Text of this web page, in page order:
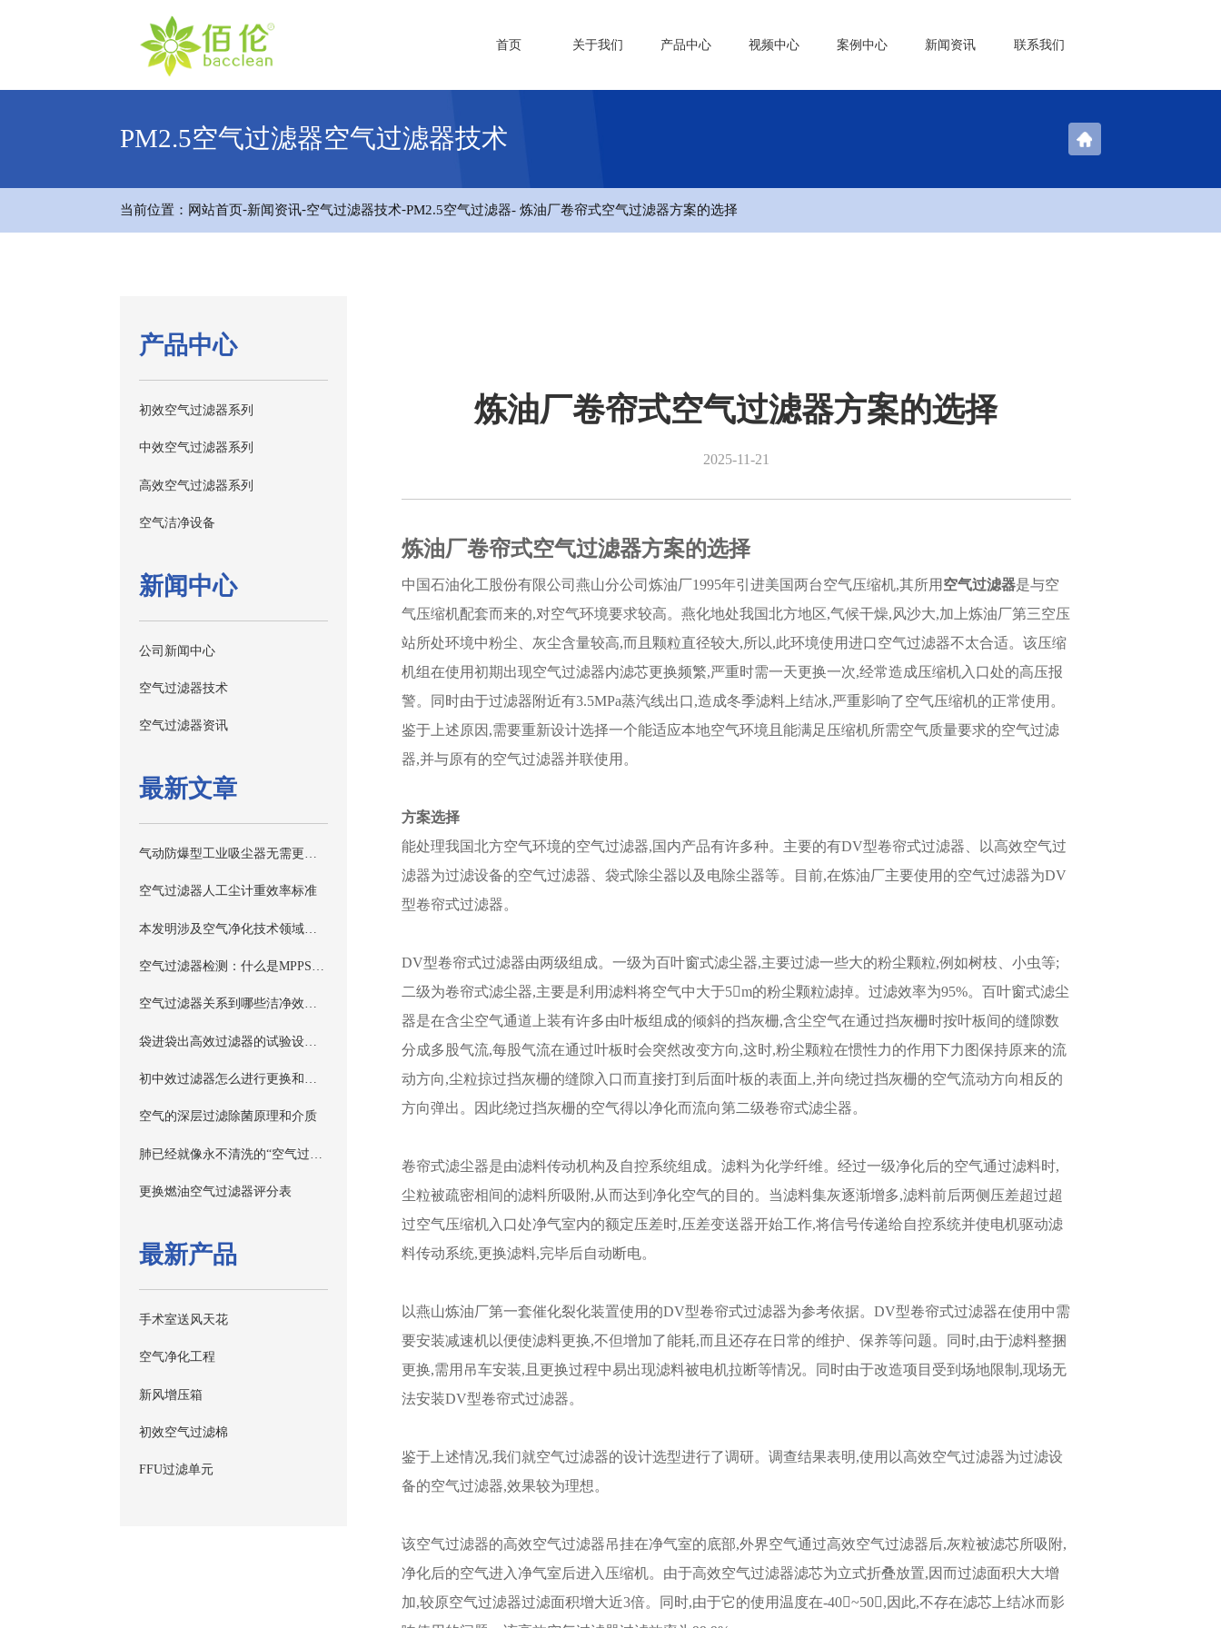
首页 关于我们 产品中心 视频中心 案例中心 新闻资讯 联系我们
PM2.5空气过滤器空气过滤器技术
当前位置： 网站首页-新闻资讯-空气过滤器技术-PM2.5空气过滤器- 炼油厂卷帘式空气过滤器方案的选择
产品中心
初效空气过滤器系列
中效空气过滤器系列
高效空气过滤器系列
空气洁净设备
新闻中心
公司新闻中心
空气过滤器技术
空气过滤器资讯
最新文章
空气过滤器人工尘计重效率标准
本发明涉及空气净化技术领域，尤其涉及一种气源处理元件的空气过滤器
空气过滤器关系到哪些洁净效果的重要因素？
袋进袋出高效过滤器的试验设计参考
空气的深层过滤除菌原理和介质
更换燃油空气过滤器评分表
最新产品
手术室送风天花
空气净化工程
新风增压箱
初效空气过滤棉
FFU过滤单元
炼油厂卷帘式空气过滤器方案的选择
2025-11-21
炼油厂卷帘式空气过滤器方案的选择
中国石油化工股份有限公司燕山分公司炼油厂1995年引进美国两台空气压缩机,其所用 空气过滤器是与空
气压缩机配套而来的,对空气环境要求较高。燕化地处我国北方地区,气候干燥,风沙大,加上炼油厂第三空压
站所处环境中粉尘、灰尘含量较高,而且颗粒直径较大,所以,此环境使用进口空气过滤器不太合适。该压缩
机组在使用初期出现空气过滤器内滤芯更换频繁,严重时需一天更换一次,经常造成压缩机入口处的高压报
警。同时由于过滤器附近有3.5MPa蒸汽线出口,造成冬季滤料上结冰,严重影响了空气压缩机的正常使用。
鉴于上述原因,需要重新设计选择一个能适应本地空气环境且能满足压缩机所需空气质量要求的空气过滤
器,并与原有的空气过滤器并联使用。
方案选择
能处理我国北方空气环境的空气过滤器,国内产品有许多种。主要的有DV型卷帘式过滤器、以高效空气过
滤器为过滤设备的空气过滤器、袋式除尘器以及电除尘器等。目前,在炼油厂主要使用的空气过滤器为DV
型卷帘式过滤器。
DV型卷帘式过滤器由两级组成。一级为百叶窗式滤尘器,主要过滤一些大的粉尘颗粒,例如树枝、小虫等;
二级为卷帘式滤尘器,主要是利用滤料将空气中大于5󰀁m的粉尘颗粒滤掉。过滤效率为95%。百叶窗式滤尘
器是在含尘空气通道上装有许多由叶板组成的倾斜的挡灰栅,含尘空气在通过挡灰栅时按叶板间的缝隙数
分成多股气流,每股气流在通过叶板时会突然改变方向,这时,粉尘颗粒在惯性力的作用下力图保持原来的流
动方向,尘粒掠过挡灰栅的缝隙入口而直接打到后面叶板的表面上,并向绕过挡灰栅的空气流动方向相反的
方向弹出。因此绕过挡灰栅的空气得以净化而流向第二级卷帘式滤尘器。
卷帘式滤尘器是由滤料传动机构及自控系统组成。滤料为化学纤维。经过一级净化后的空气通过滤料时,
尘粒被疏密相间的滤料所吸附,从而达到净化空气的目的。当滤料集灰逐渐增多,滤料前后两侧压差超过超
过空气压缩机入口处净气室内的额定压差时,压差变送器开始工作,将信号传递给自控系统并使电机驱动滤
料传动系统,更换滤料,完毕后自动断电。
以燕山炼油厂第一套催化裂化装置使用的DV型卷帘式过滤器为参考依据。DV型卷帘式过滤器在使用中需
要安装减速机以便使滤料更换,不但增加了能耗,而且还存在日常的维护、保养等问题。同时,由于滤料整捆
更换,需用吊车安装,且更换过程中易出现滤料被电机拉断等情况。同时由于改造项目受到场地限制,现场无
法安装DV型卷帘式过滤器。
鉴于上述情况,我们就空气过滤器的设计选型进行了调研。调查结果表明,使用以高效空气过滤器为过滤设
备的空气过滤器,效果较为理想。
该空气过滤器的高效空气过滤器吊挂在净气室的底部,外界空气通过高效空气过滤器后,灰粒被滤芯所吸附,
净化后的空气进入净气室后进入压缩机。由于高效空气过滤器滤芯为立式折叠放置,因而过滤面积大大增
加,较原空气过滤器过滤面积增大近3倍。同时,由于它的使用温度在-40󰀁~50󰀁,因此,不存在滤芯上结冰而影